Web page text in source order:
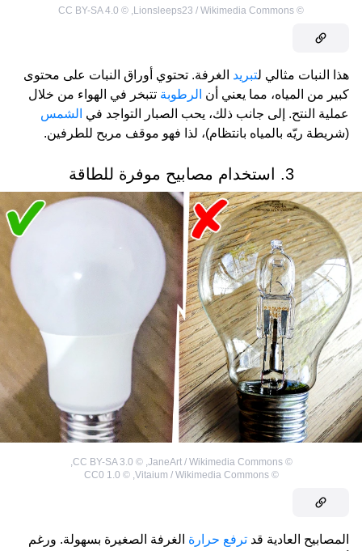
©
Lionsleeps23 / Wikimedia Commons
©
CC BY-SA 4.0
هذا النبات مثالي لتبريد الغرفة. تحتوي أوراق النبات على محتوى
كبير من المياه، مما يعني أن الرطوبة تتبخر في الهواء من خلال
عملية النتح. إلى جانب ذلك، يحب الصبار التواجد في الشمس
(شريطة ريّه بالمياه بانتظام)، لذا فهو موقف مربح للطرفين.
3. استخدام مصابيح موفرة للطاقة
©
JaneArt / Wikimedia Commons
,
©
CC BY-SA 3.0
,
©
Vitaium / Wikimedia Commons
,
©
CC0 1.0
المصابيح العادية قد ترفع حرارة الغرفة الصغيرة بسهولة. ورغم